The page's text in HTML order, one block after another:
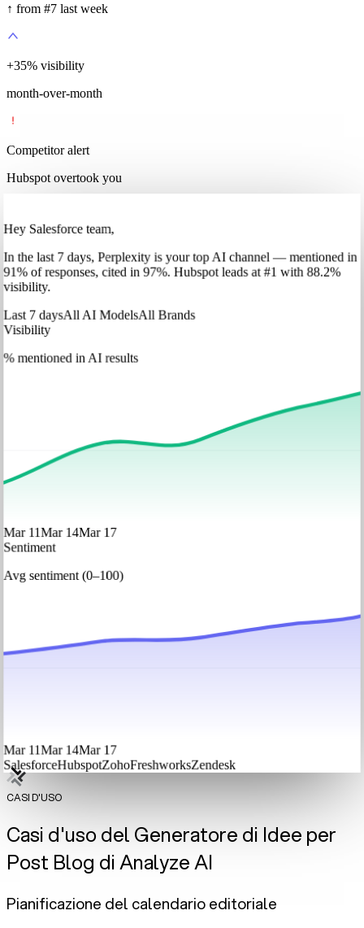
↑ from #7 last week
+35% visibility
month-over-month
Competitor alert
Hubspot overtook you
Hey Salesforce team,
Inthe last 7 days, Perplexityis your top AI channel — mentioned in
91% of responses, cited in 97%. Hubspotleads at #1 with 88.2%
visibility.
Last 7 daysAll AI ModelsAll Brands
Visibility
% mentioned in AI results
Mar 11Mar 14Mar 17
Sentiment
Avg sentiment (0–100)
Mar 11Mar 14Mar 17
SalesforceHubspotZohoFreshworksZendesk
CASI D'USO
Casi d'uso del Generatore di Idee per
Post Blog di Analyze AI
Pianificazione del calendario editoriale